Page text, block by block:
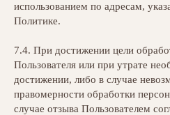
использованием по адресам,
Политике.
7.4. При достижении цели
Пользователя или при утрате
достижении, либо в случае
правомерности обработки
случае отзыва Пользователем